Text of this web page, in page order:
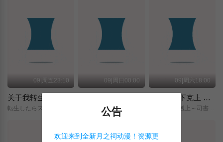
09|周五23:10 09|周日00:00 09|周六18:00
小书痴的下克上 〜为了成为图书管理员而不择手段〜 领主的养女
公告
欢迎来到全新月之祠动漫！资源更